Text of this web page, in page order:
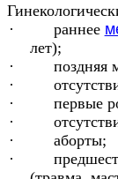
· раннее
лет);
· поздняя
· отсутствие
· первые
· отсутствие
· аборты;
·